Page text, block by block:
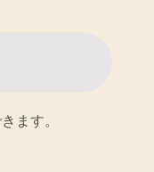
ます。